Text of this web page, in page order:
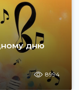
дню
8994